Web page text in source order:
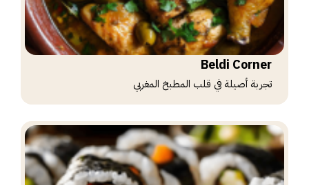
Beldi Corner
تجربة أصيلة في قلب المطبخ المغربي